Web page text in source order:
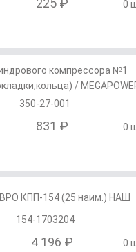
225 ₽ 0
компрессора №1
/
350-27-001
831 ₽ 0
КПП-154 (25 наим.) НАШ
154-1703204
4 196 ₽ 0